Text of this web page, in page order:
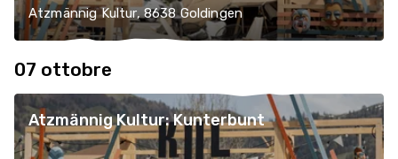
Atzmännig Kultur, 8638 Goldingen
07 ottobre
Atzmännig Kultur: Kunterbunt